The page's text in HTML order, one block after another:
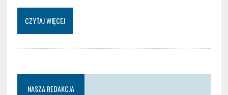
CZYTAJ WIĘCEJ
NASZA REDAKCJA